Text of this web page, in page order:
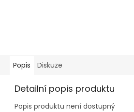
Popis Diskuze
Detailní popis produktu
Popis produktu není dostupný